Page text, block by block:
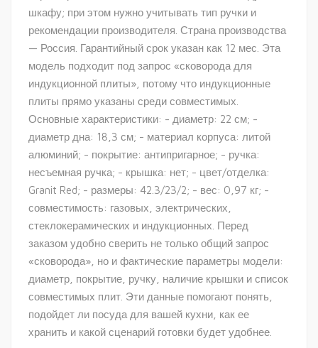
шкафу; при этом нужно учитывать тип ручки и
рекомендации производителя. Страна производства
— Россия. Гарантийный срок указан как 12 мес. Эта
модель подходит под запрос «сковорода для
индукционной плиты», потому что индукционные
плиты прямо указаны среди совместимых.
Основные характеристики: - диаметр: 22 см; -
диаметр дна: 18,3 см; - материал корпуса: литой
алюминий; - покрытие: антипригарное; - ручка:
несъемная ручка; - крышка: нет; - цвет/отделка:
Granit Red; - размеры: 42.3/23/2; - вес: 0,97 кг; -
совместимость: газовых, электрических,
стеклокерамических и индукционных. Перед
заказом удобно сверить не только общий запрос
«сковорода», но и фактические параметры модели:
диаметр, покрытие, ручку, наличие крышки и список
совместимых плит. Эти данные помогают понять,
подойдет ли посуда для вашей кухни, как ее
хранить и какой сценарий готовки будет удобнее.